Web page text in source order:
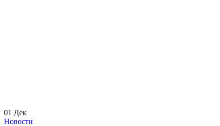
01 Дек
Новости